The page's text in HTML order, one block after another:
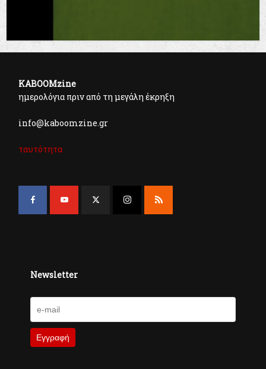
KABOOMzine
ημερολόγια πριν από τη μεγάλη έκρηξη
info@kaboomzine.gr
ταυτότητα
Newsletter